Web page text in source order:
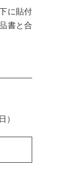
に貼付
書と合
）